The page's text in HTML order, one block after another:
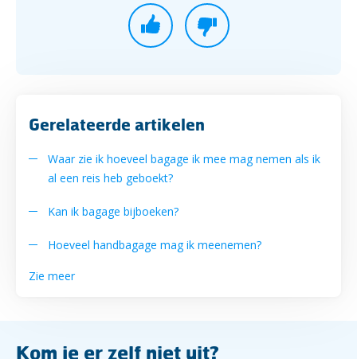
Gerelateerde artikelen
Waar zie ik hoeveel bagage ik mee mag nemen als ik
al een reis heb geboekt?
Kan ik bagage bijboeken?
Hoeveel handbagage mag ik meenemen?
Zie meer
Kom je er zelf niet uit?